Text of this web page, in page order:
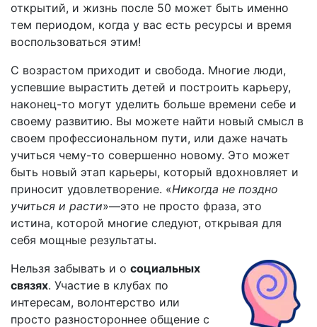
открытий, и жизнь после 50 может быть именно
тем периодом, когда у вас есть ресурсы и время
воспользоваться этим!
С возрастом приходит и свобода. Многие люди,
успевшие вырастить детей и построить карьеру,
наконец-то могут уделить больше времени себе и
своему развитию. Вы можете найти новый смысл в
своем профессиональном пути, или даже начать
учиться чему-то совершенно новому. Это может
быть новый этап карьеры, который вдохновляет и
приносит удовлетворение. «Никогда не поздно
учиться и расти»—это не просто фраза, это
истина, которой многие следуют, открывая для
себя мощные результаты.
Нельзя забывать и о социальных
связях. Участие в клубах по
интересам, волонтерство или
просто разностороннее общение с